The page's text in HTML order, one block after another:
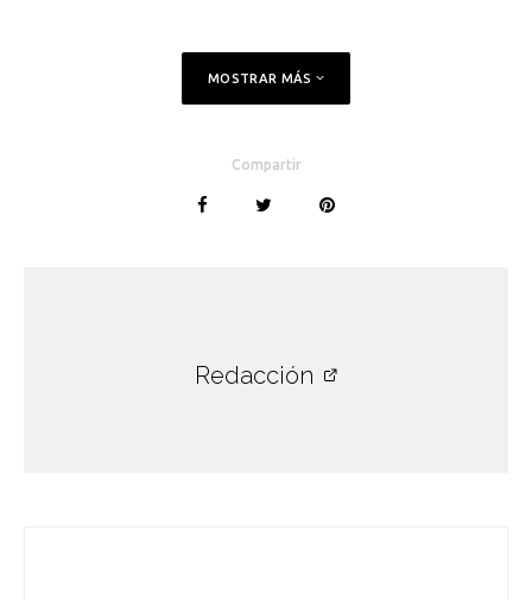
MOSTRAR MÁS
Compartir
Redacción